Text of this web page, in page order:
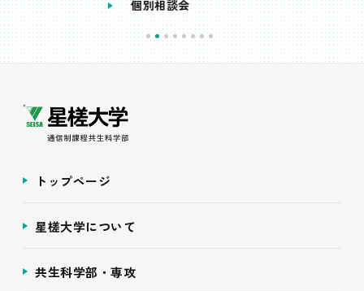
個別相談会 受
トップページ
星槎大学について
共生科学部・専攻